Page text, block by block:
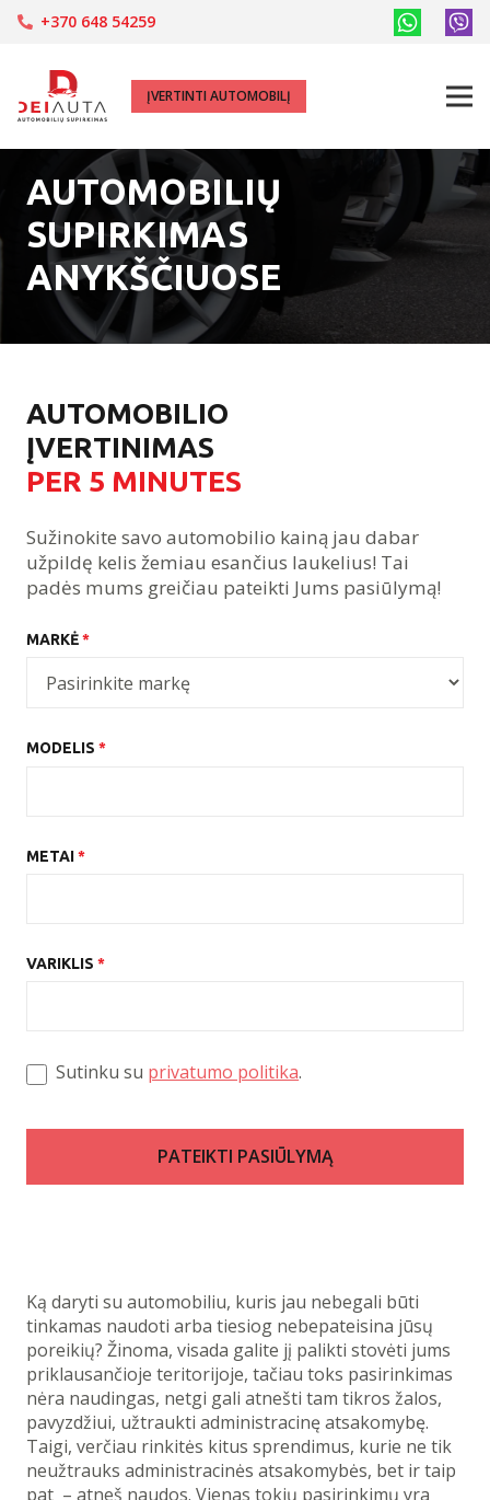
+370 648 54259
ĮVERTINTI AUTOMOBILĮ
AUTOMOBILIŲ
SUPIRKIMAS
ANYKŠČIUOSE
AUTOMOBILIO
ĮVERTINIMAS
PER 5 MINUTES
Sužinokite savo automobilio kainą jau dabar
užpildę kelis žemiau esančius laukelius! Tai
padės mums greičiau pateikti Jums pasiūlymą!
MARKĖ*
MODELIS *
METAI*
VARIKLIS *
Sutinku su privatumo politika.
PATEIKTI PASIŪLYMĄ
Ką daryti su automobiliu, kuris jau nebegali būti
tinkamas naudoti arba tiesiog nebepateisina jūsų
poreikių? Žinoma, visada galite jį palikti stovėti jums
priklausančioje teritorijoje, tačiau toks pasirinkimas
nėra naudingas, netgi gali atnešti tam tikros žalos,
pavyzdžiui, užtraukti administracinę atsakomybę.
Taigi, verčiau rinkitės kitus sprendimus, kurie ne tik
neužtrauks administracinės atsakomybės, bet ir taip
pat – atneš naudos. Vienas tokių pasirinkimų yra